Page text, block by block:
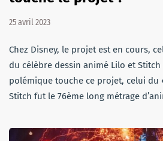
25 avril 2023
Chez Disney, le projet est en cours,
du célèbre dessin animé Lilo et Stitch
polémique touche ce projet, celui du
Stitch fut le 76ème long métrage